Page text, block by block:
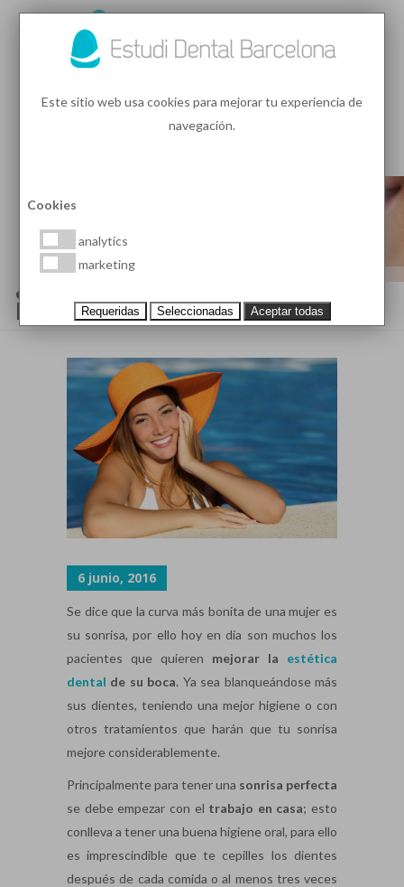
¿CÓMO LOGRAR UNA SONRISA
PERFECTA?
6 junio, 2016
Se dice que la curva más bonita de una mujer es
su sonrisa, por ello hoy en día son muchos los
pacientes que quieren mejorar la estética
dental de su boca. Ya sea blanqueándose más
sus dientes, teniendo una mejor higiene o con
otros tratamientos que harán que tu sonrisa
mejore considerablemente.
Principalmente para tener una sonrisa perfecta
se debe empezar con el trabajo en casa; esto
conlleva a tener una buena higiene oral, para ello
es imprescindible que te cepilles los dientes
después de cada comida o al menos tres veces
Este sitio web usa cookies para mejorar tu experiencia de
navegación.
Cookies
analytics
marketing
Requeridas Seleccionadas Aceptar todas